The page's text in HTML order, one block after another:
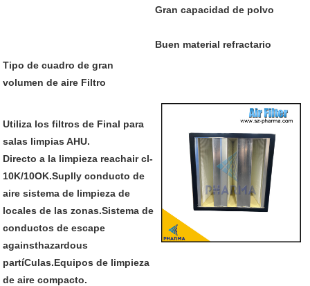
Gran capacidad de polvo
Buen material refractario
Tipo de cuadro de gran
volumen de aire Filtro
Utiliza los filtros de Final para
salas limpias AHU.
Directo a la limpieza reachair cl-
10K/10OK.Suplly conducto de
aire sistema de limpieza de
locales de las zonas.Sistema de
conductos de escape
againsthazardous
partíCulas.Equipos de limpieza
de aire compacto.